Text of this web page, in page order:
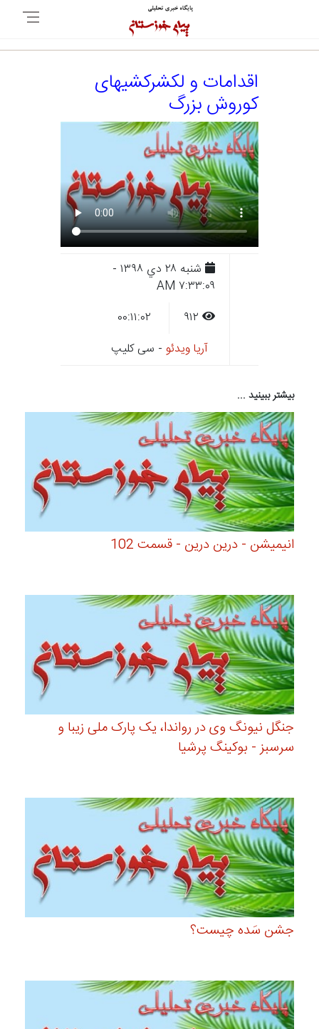
اقدامات و لکشرکشیهای
کوروش بزرگ
شنبه ۲۸ دي ۱۳۹۸ -
۷:۳۳:۰۹ AM
آریا ویدئو - سی کلیپ
بیشتر ببینید ...
انیمیشن - درین درین - قسمت 102
جنگل نیونگ وی در رواندا، یک پارک ملی زیبا و
سرسبز - بوکینگ پرشیا
جشن سَده چیست؟